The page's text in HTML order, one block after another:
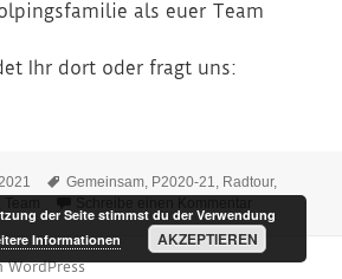
als euer Team
Ihr dort oder fragt uns:
KategorienSchlagwörter
Gemeinsam, P2020-21, Radtour,
zu
WordPress
der Seite stimmst du der Verwendung
Informationen AKZEPTIEREN